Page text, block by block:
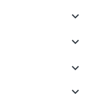



